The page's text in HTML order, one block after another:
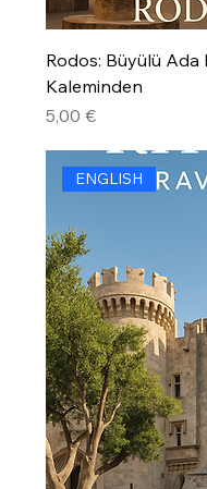
Rodos: Büyülü Ada
Kaleminden
Precio
5,00 €
ENGLISH